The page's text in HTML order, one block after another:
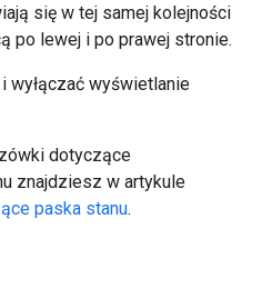
się w tej samej kolejności
po lewej i po prawej stronie.
wyłączać wyświetlanie
dotyczące
znajdziesz w artykule
paska stanu.